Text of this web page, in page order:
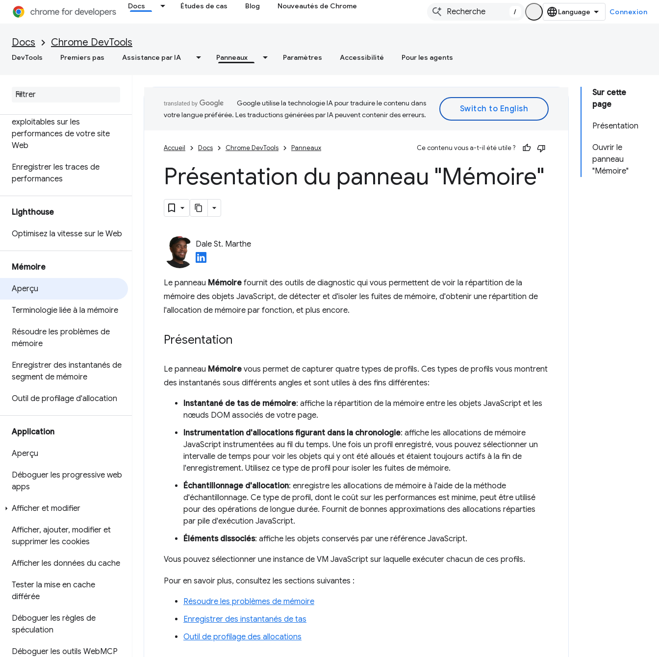
Docs Études de cas Blog Nouveautés de Chrome
/ Connexion
Docs Chrome DevTools
DevTools Premiers pas Assistance par IA Panneaux Paramètres Accessibilité Pour les agents
sélecteur CSS
Node.js
d'extensibilité
exploitables sur les
performances de votre site
Web
Enregistrer les traces de
performances
Lighthouse
Optimisez la vitesse sur le Web
Mémoire
Aperçu
Terminologie liée à la mémoire
Résoudre les problèmes de
mémoire
Enregistrer des instantanés de
segment de mémoire
Outil de profilage d'allocation
Application
Aperçu
Déboguer les progressive web
apps
Afficher et modifier
Afficher, ajouter, modifier et
supprimer les cookies
Afficher les données du cache
Tester la mise en cache
différée
Déboguer les règles de
spéculation
Déboguer les outils WebMCP
Sur cette
page
Présentation
Ouvrir le
panneau
"Mémoire"
Google utilise la technologie IA pour traduire le contenu dans
votre langue préférée. Les traductions générées par IA peuvent contenir des erreurs.
Accueil Docs Chrome DevTools Panneaux Ce contenu vous a-t-il été utile ?
Présentation du panneau "Mémoire"
Dale St. Marthe
Le panneau Mémoire fournit des outils de diagnostic qui vous permettent de voir la répartition de la
mémoire des objets JavaScript, de détecter et d'isoler les fuites de mémoire, d'obtenir une répartition de
l'allocation de mémoire par fonction, et plus encore.
Présentation
Le panneau Mémoire vous permet de capturer quatre types de profils. Ces types de profils vous montrent
des instantanés sous différents angles et sont utiles à des fins différentes:
Instantané de tas de mémoire: affiche la répartition de la mémoire entre les objets JavaScript et les
nœuds DOM associés de votre page.
Instrumentation d'allocations figurant dans la chronologie: affiche les allocations de mémoire
JavaScript instrumentées au fil du temps. Une fois un profil enregistré, vous pouvez sélectionner un
intervalle de temps pour voir les objets qui y ont été alloués et étaient toujours actifs à la fin de
l'enregistrement. Utilisez ce type de profil pour isoler les fuites de mémoire.
Échantillonnage d'allocation: enregistre les allocations de mémoire à l'aide de la méthode
d'échantillonnage. Ce type de profil, dont le coût sur les performances est minime, peut être utilisé
pour des opérations de longue durée. Fournit de bonnes approximations des allocations réparties
par pile d'exécution JavaScript.
Éléments dissociés: affiche les objets conservés par une référence JavaScript.
Vous pouvez sélectionner une instance de VM JavaScript sur laquelle exécuter chacun de ces profils.
Pour en savoir plus, consultez les sections suivantes :
Résoudre les problèmes de mémoire
Enregistrer des instantanés de tas
Outil de profilage des allocations